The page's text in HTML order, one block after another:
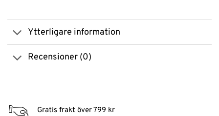
Ytterligare information
Recensioner (0)
Gratis frakt över 799 kr